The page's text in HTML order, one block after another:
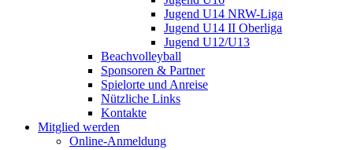
Jugend U14 NRW-Liga
Jugend U14 II Oberliga
Jugend U12/U13
Beachvolleyball
Sponsoren & Partner
Spielorte und Anreise
Nützliche Links
Kontakte
Mitglied werden
Online-Anmeldung